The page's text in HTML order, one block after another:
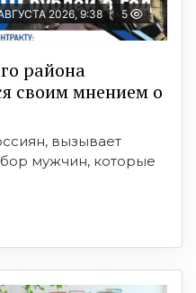
2026, 9:38 5
района
своим мнением о
вызывает
мужчин, которые